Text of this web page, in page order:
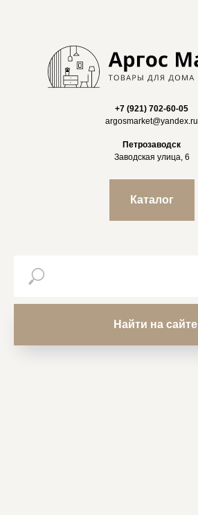
+7 (921) 702-60-05
argosmarket@yandex.ru
Петрозаводск
Заводская улица, 6
Каталог
Найти на сайте